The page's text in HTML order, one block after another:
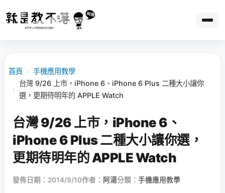
首頁 › 手機應用教學
›
台灣 9/26 上市，iPhone 6、iPhone 6 Plus 二種大小讓你
選，更期待明年的 APPLE Watch
台灣 9/26 上市，iPhone 6、
iPhone 6 Plus 二種大小讓你選，
更期待明年的 APPLE Watch
發佈日期：2014/9/10作者： 阿湯分類： 手機應用教學